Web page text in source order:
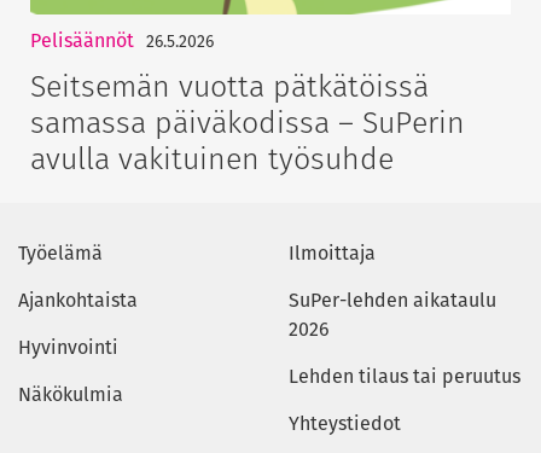
Pelisäännöt 26.5.2026
Seitsemän vuotta pätkätöissä
samassa päiväkodissa – SuPerin
avulla vakituinen työsuhde
Työelämä
Ajankohtaista
Hyvinvointi
Näkökulmia
Ilmoittaja
SuPer-lehden aikataulu
2026
Lehden tilaus tai peruutus
Yhteystiedot